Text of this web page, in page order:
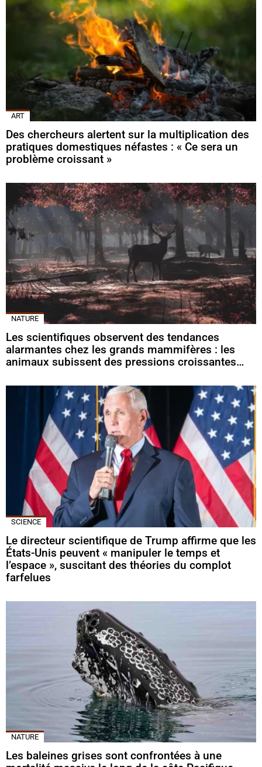
ART
Des chercheurs alertent sur la multiplication des
pratiques domestiques néfastes : « Ce sera un
problème croissant »
NATURE
Les scientifiques observent des tendances
alarmantes chez les grands mammifères : les
animaux subissent des pressions croissantes…
SCIENCE
Le directeur scientifique de Trump affirme que les
États-Unis peuvent « manipuler le temps et
l’espace », suscitant des théories du complot
farfelues
NATURE
Les baleines grises sont confrontées à une